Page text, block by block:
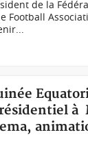
de la
Football
à